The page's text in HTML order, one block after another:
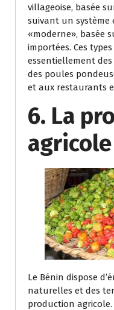
villageoise, basée
suivant un système
«moderne», basée
importées. Ces
essentiellement
des poules
et aux restaurants
6. La
agricole
Le Bénin dispose
naturelles et des
production agricole.